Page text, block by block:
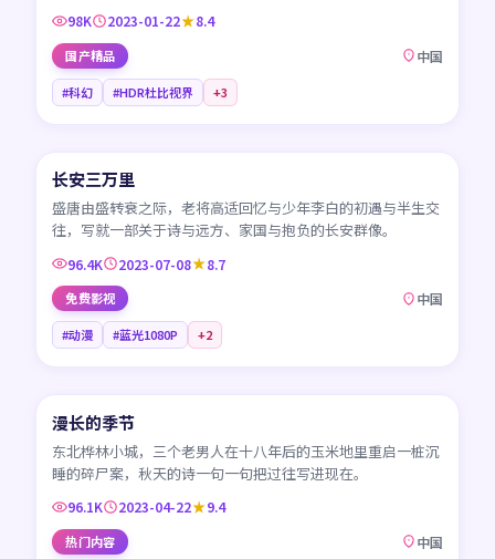
98K 2023-01-22 8.4
国产精品 中国
#科幻 #HDR杜比视界 +3
CN
长安三万里
盛唐由盛转衰之际，老将高适回忆与少年李白的初遇与半生交
往，写就一部关于诗与远方、家国与抱负的长安群像。
96.4K 2023-07-08 8.7
免费影视 中国
#动漫 #蓝光1080P +2
CN
漫长的季节
东北桦林小城，三个老男人在十八年后的玉米地里重启一桩沉
睡的碎尸案，秋天的诗一句一句把过往写进现在。
96.1K 2023-04-22 9.4
热门内容 中国